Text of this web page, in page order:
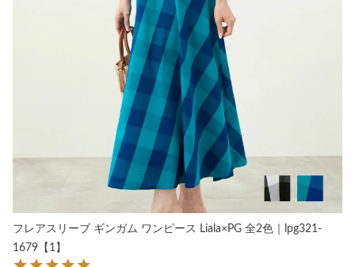
フレアスリーブ ギンガム ワンピース Liala×PG 全2色｜lpg321-
1679【1】